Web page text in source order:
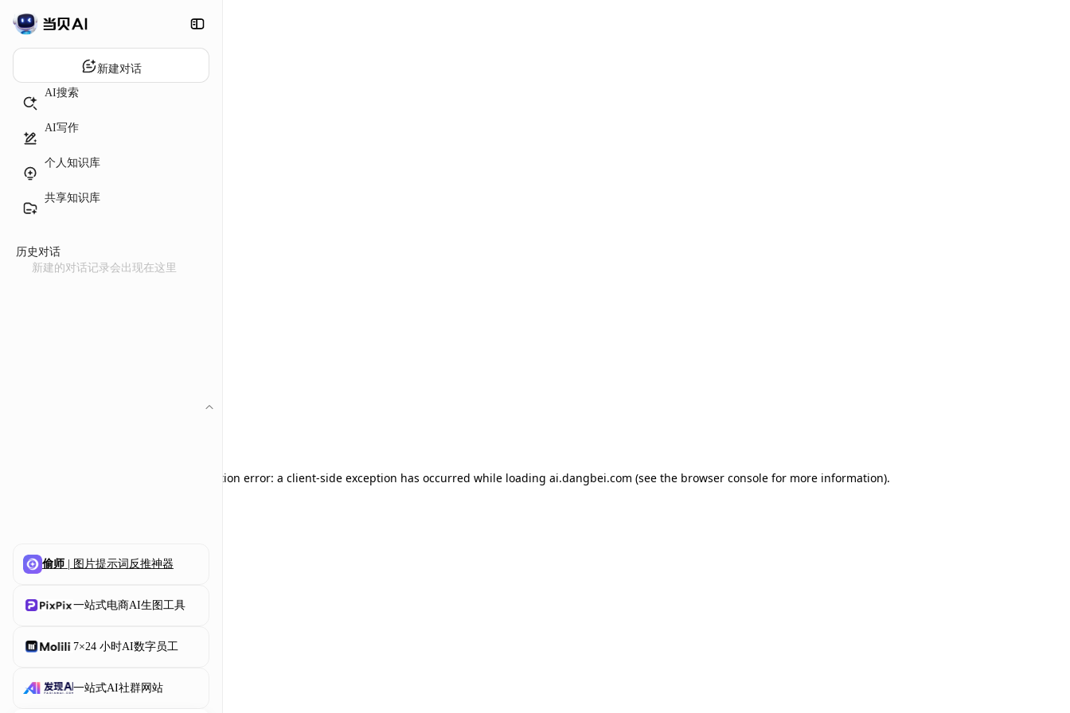
新建对话
AI搜索
AI写作
个人知识库
共享知识库
历史对话
新建的对话记录会出现在这里
偷师 | 图片提示词反推神器
一站式电商AI生图工具
7×24 小时AI数字员工
一站式AI社群网站
Application error: a client-side exception has occurred while loading ai.dangbei.com (see the browser console for more information).